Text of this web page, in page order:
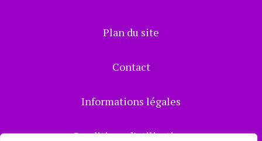
Plan du site
Contact
Informations légales
Conditions d’utilisations